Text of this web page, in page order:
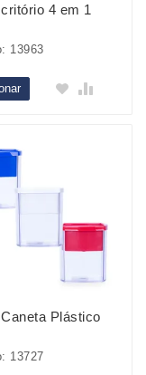
4 em 1
13963
Plástico
13727